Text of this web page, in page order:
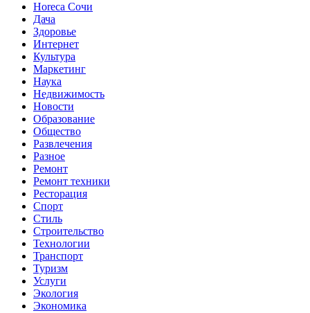
Horeca Сочи
Дача
Здоровье
Интернет
Культура
Маркетинг
Наука
Недвижимость
Новости
Образование
Общество
Развлечения
Разное
Ремонт
Ремонт техники
Ресторация
Спорт
Стиль
Строительство
Технологии
Транспорт
Туризм
Услуги
Экология
Экономика